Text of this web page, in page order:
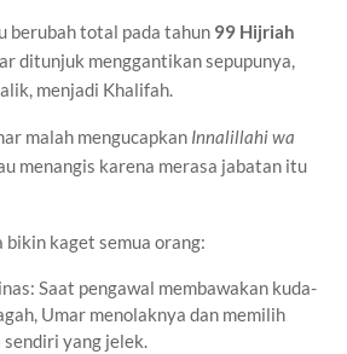
berubah total pada tahun 99 Hijriah
ditunjuk menggantikan sepupunya,
menjadi Khalifah.
malah mengucapkan Innalillahi wa
menangis karena merasa jabatan itu
kaget semua orang:
Saat pengawal membawakan kuda-
Umar menolaknya dan memilih
yang jelek.